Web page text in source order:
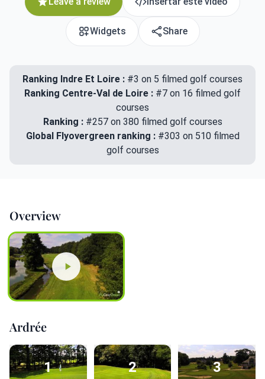
Widgets Share
Ranking Indre Et Loire : #3 on 5 filmed golf courses
Ranking Centre-Val de Loire : #7 on 16 filmed golf
courses
Ranking : #257 on 380 filmed golf courses
Global Flyovergreen ranking : #303 on 510 filmed
golf courses
Overview
Ardrée
1 2 3